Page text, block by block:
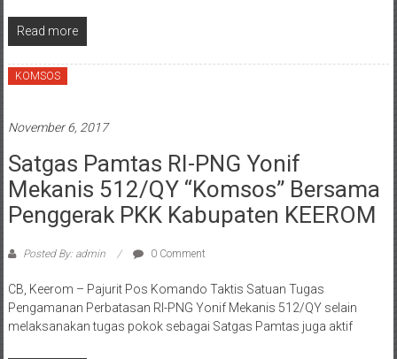
Read more
KOMSOS
November 6, 2017
Satgas Pamtas RI-PNG Yonif
Mekanis 512/QY “Komsos” Bersama
Penggerak PKK Kabupaten KEEROM
Posted By: admin 0 Comment
CB, Keerom – Pajurit Pos Komando Taktis Satuan Tugas
Pengamanan Perbatasan RI-PNG Yonif Mekanis 512/QY selain
melaksanakan tugas pokok sebagai Satgas Pamtas juga aktif